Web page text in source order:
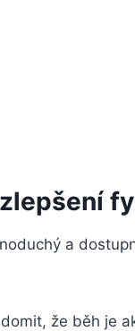
a
že běh je